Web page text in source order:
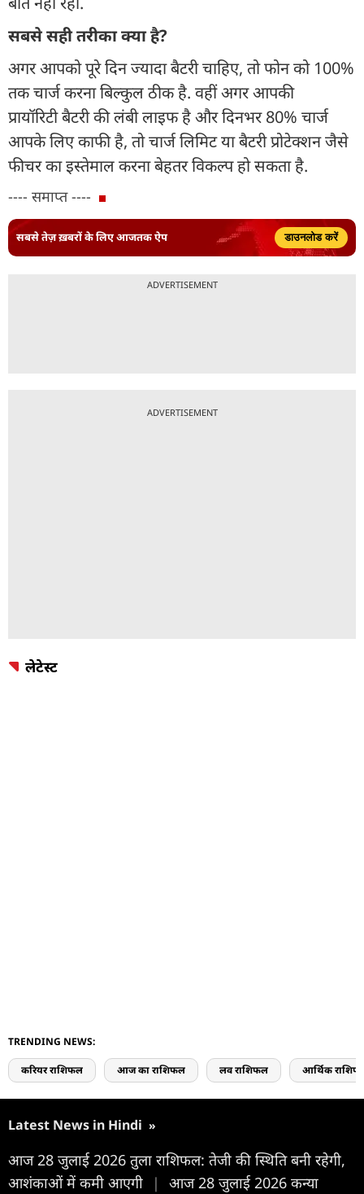
सबसे सही तरीका क्या है?
अगर आपको पूरे दिन ज्यादा बैटरी चाहिए, तो फोन को 100%
तक चार्ज करना बिल्कुल ठीक है. वहीं अगर आपकी
प्रायॉरिटी बैटरी की लंबी लाइफ है और दिनभर 80% चार्ज
आपके लिए काफी है, तो चार्ज लिमिट या बैटरी प्रोटेक्शन जैसे
फीचर का इस्तेमाल करना बेहतर विकल्प हो सकता है.
---- समाप्त ----
सबसे तेज़ ख़बरों के लिए आजतक ऐप डाउनलोड करें
ADVERTISEMENT
ADVERTISEMENT
लेटेस्ट
TRENDING NEWS:
करियर राशिफल आज का राशिफल लव राशिफल आर्थिक
Latest News in Hindi »
आज 28 जुलाई 2026 तुला राशिफल: तेजी की स्थिति बनी रहेगी,
आशंकाओं में कमी आएगी
|
आज 28 जुलाई 2026 कन्या